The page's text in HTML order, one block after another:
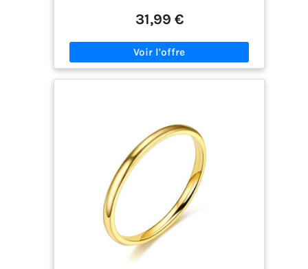
ne ternit pas, convient à un port à long terme ❤️
Bague de couple ❤️La bague de couple pour
témoigner de l'amour.Le porter représente l'amour
éternel, s'accompagner et l'amour heureux des
❤️La largeur de la bague femelle : 2,6 mm, la
largeur de la bague mâle : 3,3 mm, la taille est
une bague réglable, vous n'avez pas besoin de
vous soucier de la taille, vous pouvez ajuster la
circonférence de votre doigt selon la taille de
votre doigt, il est confortable à porter et vous
apporte un charme différent ❤️ CADEAU PARFAIT
❤️ pour vos fiançailles, mariage, anniversaire,
Saint Valentin ou anniversaire. Cette bague de
couple est le cadeau parfait pour votre petit ami,
épouse, petite amie, mère ou votre bien-aimé
pour les anniversaires, Noël, Thanksgiving et la
31,99 €